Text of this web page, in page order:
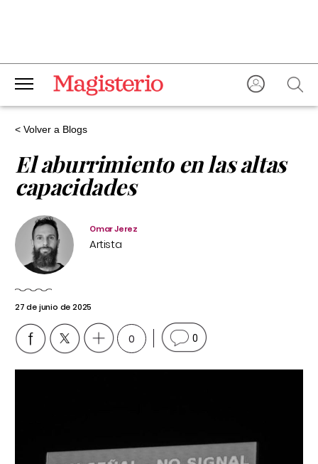
< Volver a Blogs
El aburrimiento en las altas
capacidades
Omar Jerez
Artista
27 de junio de 2025
0 0